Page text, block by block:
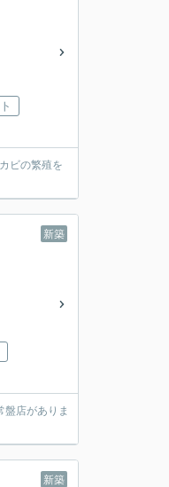
ビの繁殖を
新築
店がありま
新築